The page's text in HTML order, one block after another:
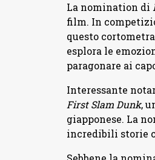
La nomination di
film. In
questo
esplora le
paragonare ai
Interessante
First Slam Dunk,
giapponese. La
incredibili storie